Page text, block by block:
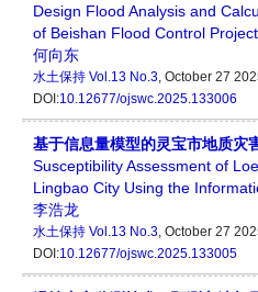
Design Flood Analysis and
of Beishan Flood Control
何向东
水土保持 Vol.13 No.3, October 27
DOI:10.12677/ojswc.2025.133006
基于信息量模型的灵宝市地质灾
Susceptibility Assessment of
Lingbao City Using the
李浩龙
水土保持 Vol.13 No.3, October 27
DOI:10.12677/ojswc.2025.133005